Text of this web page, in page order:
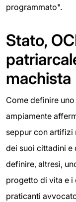
programmato".
Stato,
machista
Come definire
ampiamente
seppur con artifizi
dei suoi cittadini e
definire, altresì,
progetto di vita e
praticanti